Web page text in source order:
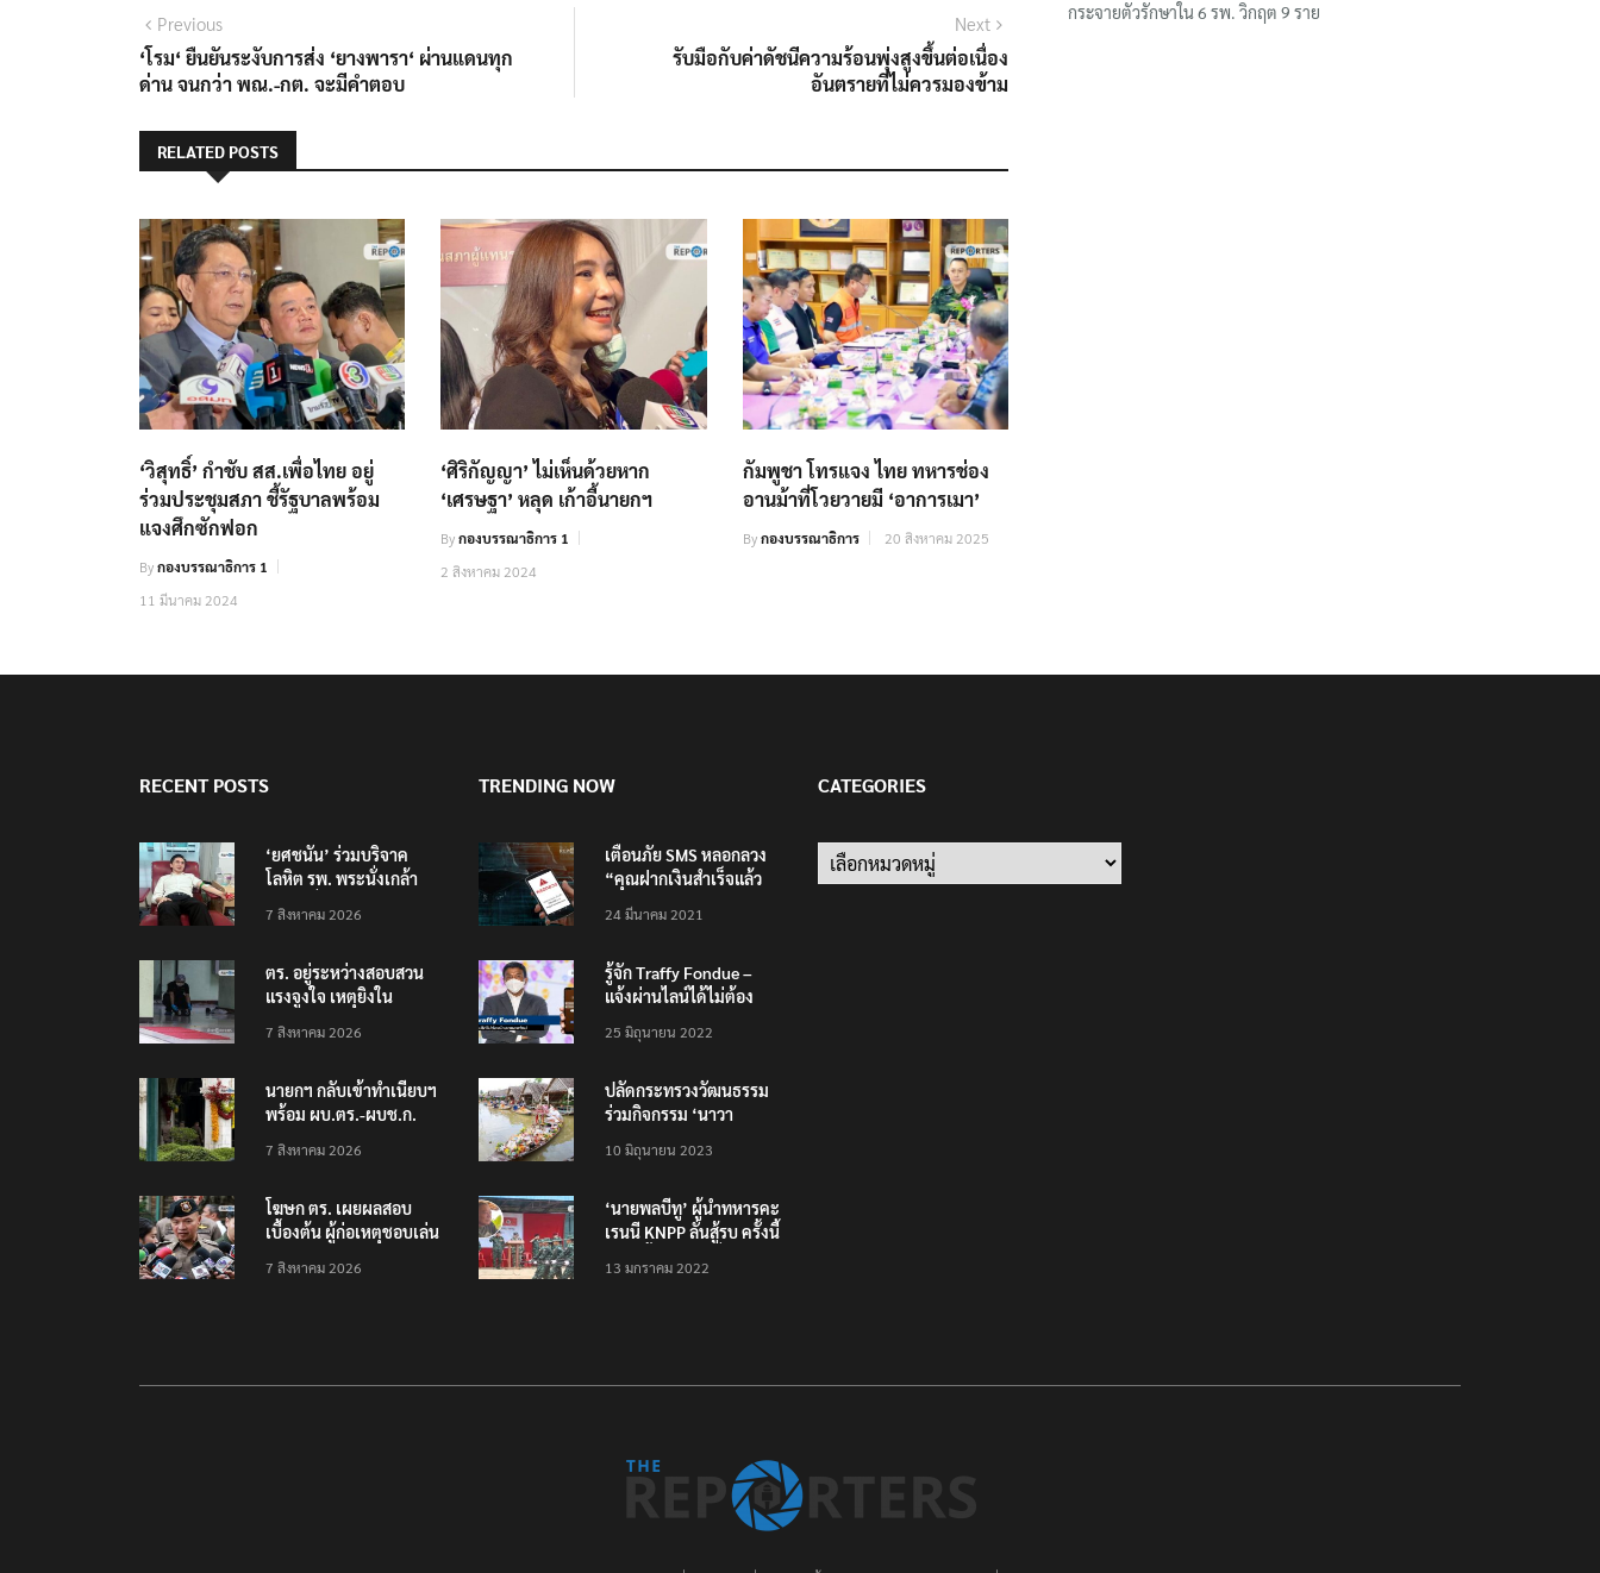
แนะแนว
เรื่อง
PreviousPrevious
post:
‘โรม‘ ยืนยันระงับการส่ง ‘ยางพารา‘ ผ่านแดนทุก
ด่าน จนกว่า พณ.-กต. จะมีคำตอบ
Next
รับมือกับค่าดัชนีความร้อนพุ่งสูงขึ้นต่อเนื่อง
อันตรายที่ไม่ควรมองข้าม
RELATED POSTS
‘วิสุทธิ์’ กำชับ สส.เพื่อไทย อยู่
ร่วมประชุมสภา ชี้รัฐบาลพร้อม
แจงศึกซักฟอก
Byกองบรรณาธิการ 1
11 มีนาคม 2024
‘ศิริกัญญา’ ไม่เห็นด้วยหาก
‘เศรษฐา’ หลุด เก้าอี้นายกฯ
Byกองบรรณาธิการ 1
2 สิงหาคม 2024
กัมพูชา โทรแจง ไทย ทหารช่อง
อานม้าที่โวยวายมี ‘อาการเมา’
Byกองบรรณาธิการ 20 สิงหาคม 2025
กระจายตัวรักษาใน 6 รพ. วิกฤต 9 ราย
RECENT POSTS
‘ยศชนัน’ ร่วมบริจาค
โลหิต รพ. พระนั่งเกล้า
เทพศิรินทร์ นนทบุรี
7 สิงหาคม 2026
ตร. อยู่ระหว่างสอบสวน
แรงจูงใจ เหตุยิงใน
นนทบุรี พบเด็กก่อเหตุ
7 สิงหาคม 2026
นายกฯ กลับเข้าทำเนียบฯ
พร้อม ผบ.ตร.-ผบช.ก.
ปืนเถื่อน
7 สิงหาคม 2026
โฆษก ตร. เผยผลสอบ
เบื้องต้น ผู้ก่อเหตุชอบเล่น
เหตุรุนแรงก่อนลงมือ
7 สิงหาคม 2026
TRENDING NOW
เตือนภัย SMS หลอกลวง
“คุณฝากเงินสำเร็จแล้ว
200,000 บาท”
24 มีนาคม 2021
รู้จัก Traffy Fondue –
แจ้งผ่านไลน์ได้ไม่ต้อง
ทั่วไทย ไม่ใช่แค่ในกรุง
25 มิถุนายน 2022
ปลัดกระทรวงวัฒนธรรม
ร่วมกิจกรรม ‘นาวา
ตักบาตรทางน้ำ
10 มิถุนายน 2023
‘นายพลบีทู’ ผู้นำทหารคะ
เรนนี KNPP ลั่นสู้รบ ครั้งนี้
ประชาชนต้องชนะ
13 มกราคม 2022
CATEGORIES
Categories